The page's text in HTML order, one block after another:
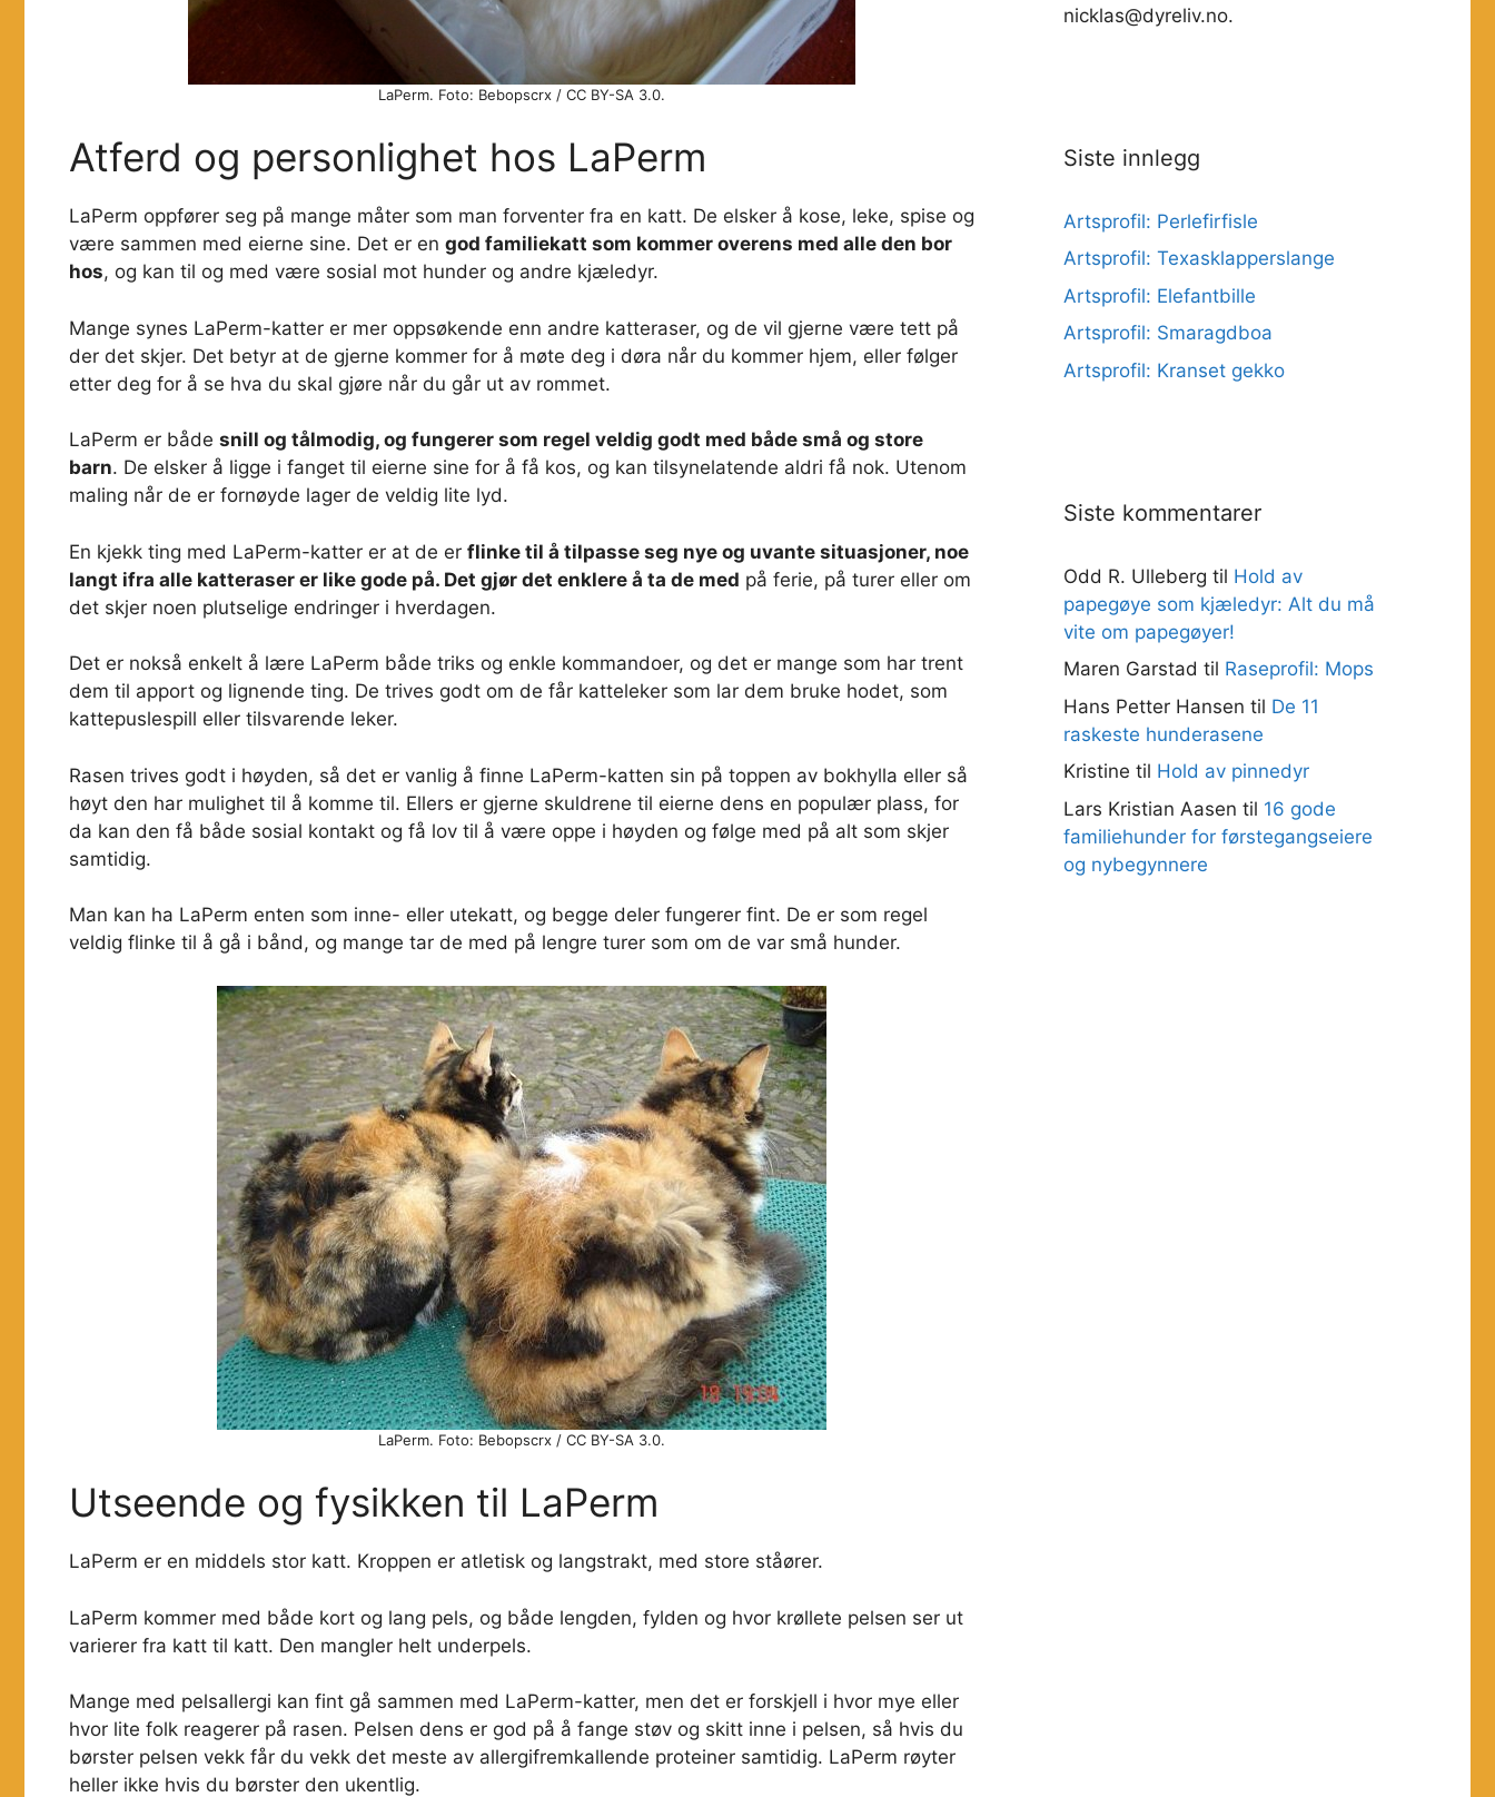
LaPerm. Foto: Bebopscrx / CC BY-SA 3.0.
Atferd og personlighet hos LaPerm
LaPerm oppfører seg på mange måter som man forventer fra en katt. De elsker å kose, leke, spise og
være sammen med eierne sine. Det er en god familiekatt som kommer overens med alle den bor
hos, og kan til og med være sosial mot hunder og andre kjæledyr.
Mange synes LaPerm-katter er mer oppsøkende enn andre katteraser, og de vil gjerne være tett på
der det skjer. Det betyr at de gjerne kommer for å møte deg i døra når du kommer hjem, eller følger
etter deg for å se hva du skal gjøre når du går ut av rommet.
LaPerm er både snill og tålmodig, og fungerer som regel veldig godt med både små og store
barn. De elsker å ligge i fanget til eierne sine for å få kos, og kan tilsynelatende aldri få nok. Utenom
maling når de er fornøyde lager de veldig lite lyd.
En kjekk ting med LaPerm-katter er at de er flinke til å tilpasse seg nye og uvante situasjoner, noe
langt ifra alle katteraser er like gode på. Det gjør det enklere å ta de med på ferie, på turer eller om
det skjer noen plutselige endringer i hverdagen.
Det er nokså enkelt å lære LaPerm både triks og enkle kommandoer, og det er mange som har trent
dem til apport og lignende ting. De trives godt om de får katteleker som lar dem bruke hodet, som
kattepuslespill eller tilsvarende leker.
Rasen trives godt i høyden, så det er vanlig å finne LaPerm-katten sin på toppen av bokhylla eller så
høyt den har mulighet til å komme til. Ellers er gjerne skuldrene til eierne dens en populær plass, for
da kan den få både sosial kontakt og få lov til å være oppe i høyden og følge med på alt som skjer
samtidig.
Man kan ha LaPerm enten som inne- eller utekatt, og begge deler fungerer fint. De er som regel
veldig flinke til å gå i bånd, og mange tar de med på lengre turer som om de var små hunder.
LaPerm. Foto: Bebopscrx / CC BY-SA 3.0.
Utseende og fysikken til LaPerm
LaPerm er en middels stor katt. Kroppen er atletisk og langstrakt, med store ståører.
LaPerm kommer med både kort og lang pels, og både lengden, fylden og hvor krøllete pelsen ser ut
varierer fra katt til katt. Den mangler helt underpels.
Mange med pelsallergi kan fint gå sammen med LaPerm-katter, men det er forskjell i hvor mye eller
hvor lite folk reagerer på rasen. Pelsen dens er god på å fange støv og skitt inne i pelsen, så hvis du
børster pelsen vekk får du vekk det meste av allergifremkallende proteiner samtidig. LaPerm røyter
heller ikke hvis du børster den ukentlig.
nicklas@dyreliv.no.
Siste innlegg
Artsprofil: Perlefirfisle
Artsprofil: Texasklapperslange
Artsprofil: Elefantbille
Artsprofil: Smaragdboa
Artsprofil: Kranset gekko
Siste kommentarer
Odd R. Ulleberg til Hold av
papegøye som kjæledyr: Alt du må
vite om papegøyer!
Maren Garstad til Raseprofil: Mops
Hans Petter Hansen til De 11
raskeste hunderasene
Kristine til Hold av pinnedyr
Lars Kristian Aasen til 16 gode
familiehunder for førstegangseiere
og nybegynnere